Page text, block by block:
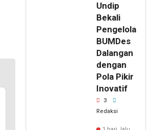
Undip
Bekali
Pengelola
BUMDes
Dalangan
dengan
Pola Pikir
Inovatif
3
Redaksi